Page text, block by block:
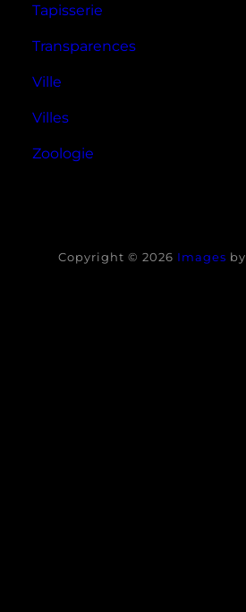
Tapisserie
Transparences
Ville
Villes
Zoologie
Copyright © 2026 Images by